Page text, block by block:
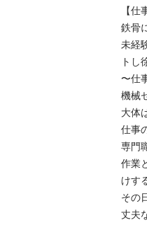
【仕
鉄骨
未経
トし
〜仕
機械
大体
仕事
専門
作業
けす
その
丈夫